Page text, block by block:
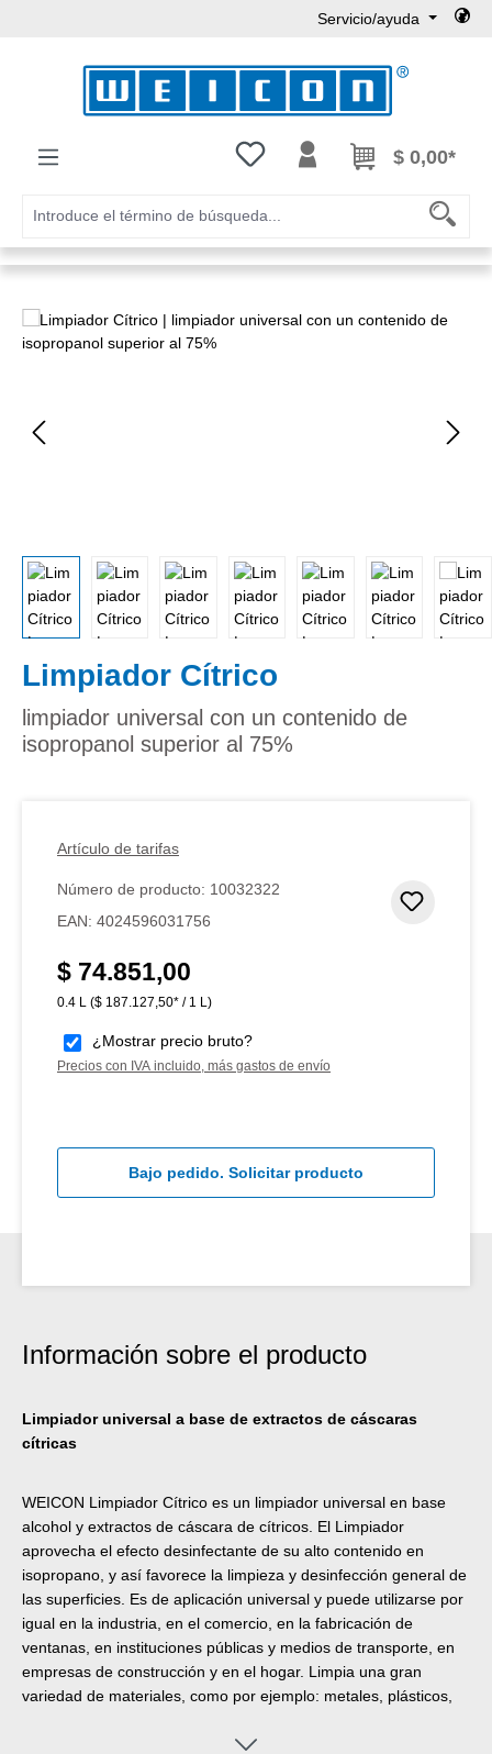
Servicio/ayuda
Tienes 0 artículos en tu lista de
$ 0,00*
Omitir galería de imágenes
Limpiador Cítrico
limpiador universal con un contenido de
isopropanol superior al 75%
Artículo de tarifas
Número de producto: 10032322
EAN: 4024596031756
Precio normal:
$ 74.851,00
0.4 L ($ 187.127,50* / 1 L)
¿Mostrar precio bruto?
Precios con IVA incluido, más gastos de envío
Bajo pedido. Solicitar producto
Información sobre el producto
Limpiador universal a base de extractos de cáscaras
cítricas
WEICON Limpiador Cítrico es un limpiador universal en base
alcohol y extractos de cáscara de cítricos. El Limpiador
aprovecha el efecto desinfectante de su alto contenido en
isopropano, y así favorece la limpieza y desinfección general de
las superficies. Es de aplicación universal y puede utilizarse por
igual en la industria, en el comercio, en la fabricación de
ventanas, en instituciones públicas y medios de transporte, en
empresas de construcción y en el hogar. Limpia una gran
variedad de materiales, como por ejemplo: metales, plásticos,
Limpiador Cítrico WEICON también logra un alto grado de